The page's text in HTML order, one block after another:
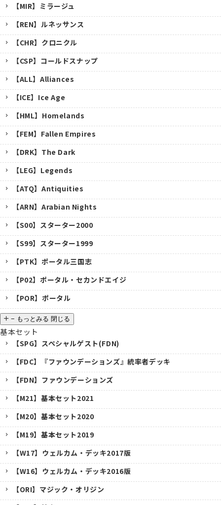
【MIR】ミラージュ
【REN】ルネッサンス
【CHR】クロニクル
【CSP】コールドスナップ
【ALL】Alliances
【ICE】Ice Age
【HML】Homelands
【FEM】Fallen Empires
【DRK】The Dark
【LEG】Legends
【ATQ】Antiquities
【ARN】Arabian Nights
【S00】スターター2000
【S99】スターター1999
【PTK】ポータル三国志
【P02】ポータル・セカンドエイジ
【POR】ポータル
− もっとみる 閉じる
基本セット
【SPG】スペシャルゲスト(FDN)
【FDC】『ファウンデーションズ』統率者デッキ
【FDN】ファウンデーションズ
【M21】基本セット2021
【M20】基本セット2020
【M19】基本セット2019
【W17】ウェルカム・デッキ2017版
【W16】ウェルカム・デッキ2016版
【ORI】マジック・オリジン